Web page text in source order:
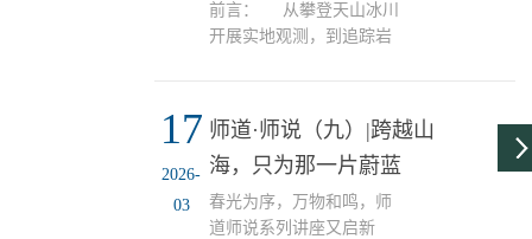
外120名师生代表齐聚一
堂，共同聆听这场跨越山
话。汪东川教授在致辞中
向新成立的艺术地理专业
委员会表示祝贺，他表
示，此次音乐会让广大师
生深刻感受到音乐与地...
前言： 从攀登天山冰川
开展实地观测，到追踪岩
沉淀，到滑铁卢大学的国
际交流。 她致力于以可
解释性深度学习解析气候
变化背景下寒区与岩溶区
水文过程的响应与演化规
17
2026-
03
师道·师说（九）|跨越山
海，只为那一片蔚蓝
春光为序，万物和鸣，师
道师说系列讲座又启新